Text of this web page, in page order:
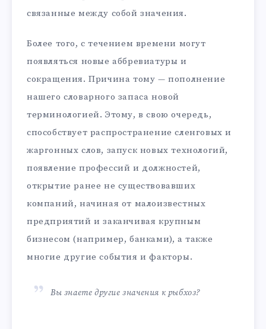
связанные между собой значения.
Более того, с течением времени могут
появляться новые аббревиатуры и
сокращения. Причина тому — пополнение
нашего словарного запаса новой
терминологией. Этому, в свою очередь,
способствует распространение сленговых и
жаргонных слов, запуск новых технологий,
появление профессий и должностей,
открытие ранее не существовавших
компаний, начиная от малоизвестных
предприятий и заканчивая крупным
бизнесом (например, банками), а также
многие другие события и факторы.
Вы знаете другие значения к рыбхоз?